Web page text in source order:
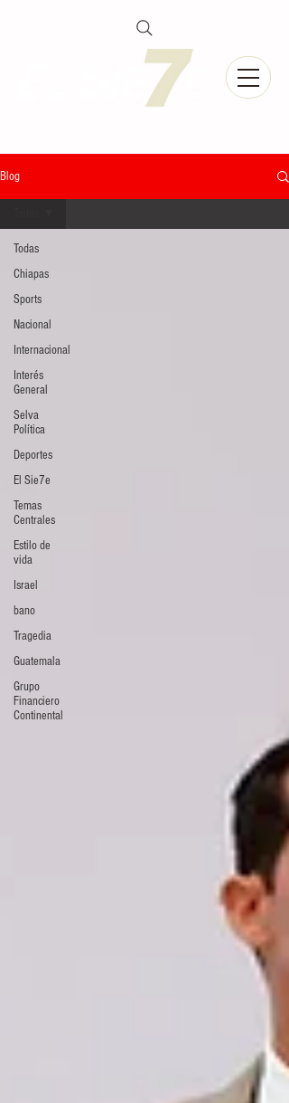
Blog
Todas
Chiapas
Sports
Nacional
Internacional
Interés
General
Selva
Política
Deportes
El Sie7e
Temas
Centrales
Estilo de
vida
Israel
bano
Tragedia
Guatemala
Grupo
Financiero
Continental